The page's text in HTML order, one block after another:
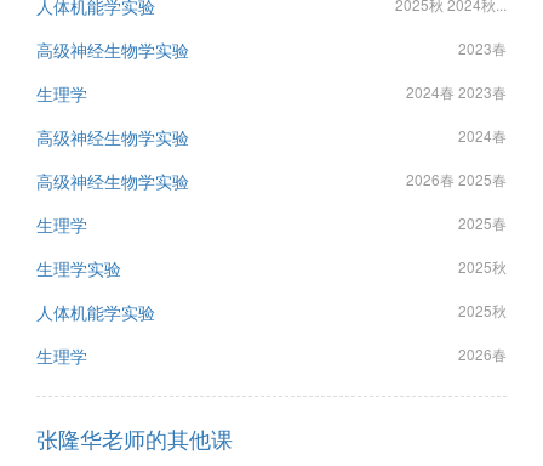
人体机能学实验 2025秋 2024秋...
高级神经生物学实验 2023春
生理学 2024春 2023春
高级神经生物学实验 2024春
高级神经生物学实验 2026春 2025春
生理学 2025春
生理学实验 2025秋
人体机能学实验 2025秋
生理学 2026春
张隆华老师的其他课